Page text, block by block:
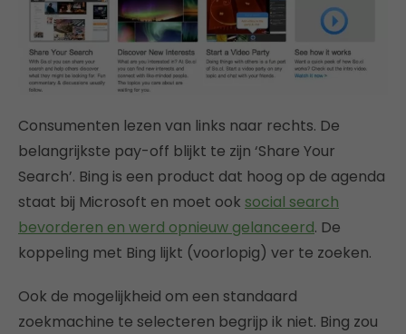
Consumenten lezen van links naar rechts. De
belangrijkste pay-off blijkt te zijn ‘Share Your
Search’. Bing is een product dat hoog op de agenda
staat bij Microsoft en moet ook social search
bevorderen en werd opnieuw gelanceerd. De
koppeling met Bing lijkt (voorlopig) ver te zoeken.
Ook de mogelijkheid om een standaard
zoekmachine te selecteren begrijp ik niet. Bing zou